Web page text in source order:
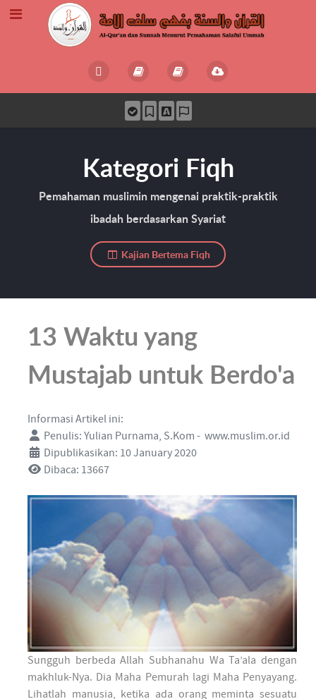
Kategori Fiqh
Pemahaman muslimin mengenai praktik-praktik
ibadah berdasarkan Syariat
Kajian Bertema Fiqh
13 Waktu yang
Mustajab untuk Berdo'a
Informasi Artikel ini:
Penulis: Yulian Purnama, S.Kom - www.muslim.or.id
Dipublikasikan: 10 January 2020
Dibaca: 13667
Sungguh berbeda Allah Subhanahu Wa Ta’ala dengan
makhluk-Nya. Dia Maha Pemurah lagi Maha Penyayang.
Lihatlah manusia, ketika ada orang meminta sesuatu